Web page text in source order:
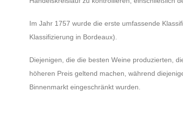
Im Jahr 1757 wurde die erste umfassende
Klassifizierung in Bordeaux).
Diejenigen, die die besten Weine produzierten,
höheren Preis geltend machen, während
Binnenmarkt eingeschränkt wurden.